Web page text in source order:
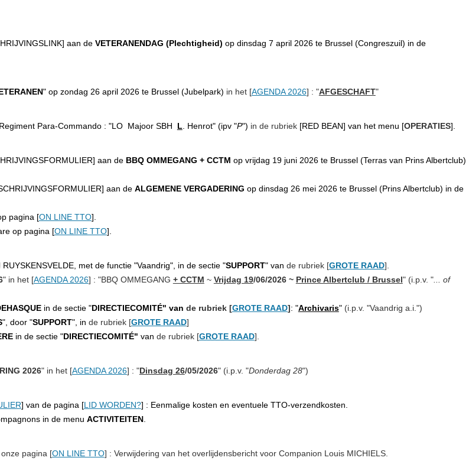
] aan de VETERANENDAG (Plechtigheid) op dinsdag 7 april 2026 te Brussel (Congreszuil) in de
" op zondag 26 april 2026 te Brussel (Jubelpark) in het [AGENDA 2026] : "AFGESCHAFT"
Para-Commando : "LO Majoor SBH L . Henrot" (ipv "P") in de rubriek [RED BEAN] van het menu [OPERATIES].
] aan de BBQ OMMEGANG + CCTM op vrijdag 19 juni 2026 te Brussel (Terras van Prins Albertclub)
] aan de ALGEMENE VERGADERING op dinsdag 26 mei 2026 te Brussel (Prins Albertclub) in de
pagina [ON LINE TTO].
op pagina [ON LINE TTO].
met de functie "Vaandrig", in de sectie "SUPPORT" van de rubriek [GROTE RAAD].
" in het [AGENDA 2026] : "BBQ OMMEGANG + CCTM ~ Vrijdag 19/06/2026 ~ Prince Albertclub / Brussel" (i.p.v. "... of
in de sectie "DIRECTIECOMITÉ" van de rubriek [GROTE RAAD]: "Archivaris" (i.p.v. "Vaandrig a.i.")
", door "SUPPORT", in de rubriek [GROTE RAAD]
in de sectie "DIRECTIECOMITÉ" van de rubriek [GROTE RAAD].
2026" in het [AGENDA 2026] : "Dinsdag 26/05/2026" (i.p.v. "Donderdag 28")
] van de pagina [LID WORDEN?] : Eenmalige kosten en eventuele TTO-verzendkosten.
in de menu ACTIVITEITEN.
pagina [ON LINE TTO] : Verwijdering van het overlijdensbericht voor Companion Louis MICHIELS.